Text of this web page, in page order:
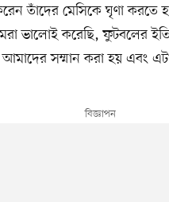
তাঁদের মেসিকে ঘৃণা করতে
ভালোই করেছি, ফুটবলের
আমাদের সম্মান করা হয় এবং